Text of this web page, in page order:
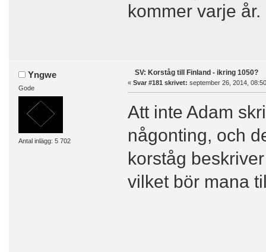
kommer varje år.
Yngwe
Gode
Antal inlägg: 5 702
SV: Korståg till Finland - ikring 1050?
« Svar #181 skrivet: september 26, 2014,
Att inte Adam
någonting, och
korståg
vilket bör mana